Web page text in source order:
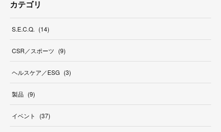
カテゴリ
S.E.C.Q. (14)
CSR／スポーツ (9)
ヘルスケア／ESG (3)
製品 (9)
イベント (37)